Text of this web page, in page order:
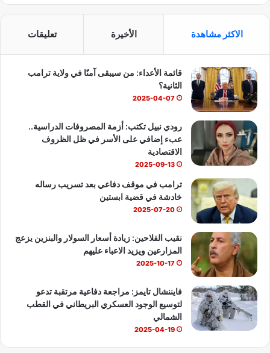
و
ك
T
u
e
ا
ب
الاكثر مشاهدة الأخيرة تعليقات
قائمة الأعداء: من سيبقى آمنًا في ولاية ترامب
الثانية؟
2025-04-07
رودي نبيل تكتب: أزمة المصروفات الدراسية..
عبء إضافي على الأسر في ظل الظروف
الاقتصادية
2025-09-13
ترامب في موقف دفاعي بعد تسريب رساله
خادشة في قضية ابستين
2025-07-20
نقيب الفلاحين: زيادة أسعار السولار والبنزين يزعج
المزارعين ويزيد الاعباء عليهم
2025-10-17
فايننشال تايمز: مراجعة دفاعية مرتقبة تدعو
لتوسيع الوجود العسكري البريطاني في القطب
الشمالي
2025-04-19